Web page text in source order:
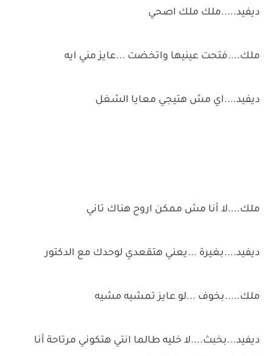
ديفيد.....ملك ملك اصحي
ملك....فتحت عينيها واتخضت ...عايز مني ايه
ديفيد....اي مش هتيجي معايا الشغل
ملك....لا أنا مش ممكن اروح هناك تاني
ديفيد....بغيرة ...يعني هتقعدي لوحدك مع الدكتور
ملك.....بخوف ...لو عايز تمشيه مشيه
ديفيد...بخبث....لا خليه طالما انتي هتكوني مرتاحة أنا